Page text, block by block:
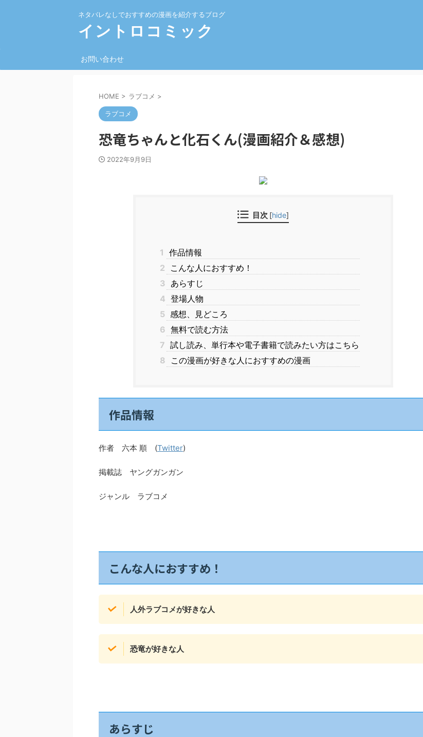
ネタバレなしでおすすめの漫画を紹介するブログ
イントロコミック
お問い合わせ
HOME > ラブコメ >
ラブコメ
恐竜ちゃんと化石くん(漫画紹介＆感想)
2022年9月9日
目次 [hide]
1 作品情報
2
こんな人におすすめ！
3 あらすじ
4 登場人物
5 感想、見どころ
6 無料で読む方法
7 試し読み、単行本や電子書籍で読みたい方はこちら
8
この漫画が好きな人におすすめの漫画
作品情報
作者 六本 順 (Twitter)
掲載誌 ヤングガンガン
ジャンル ラブコメ
こんな人におすすめ！
人外ラブコメが好きな人
恐竜が好きな人
あらすじ